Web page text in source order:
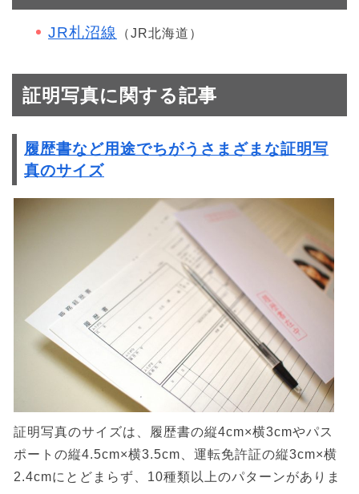
JR札沼線 （JR北海道）
証明写真に関する記事
履歴書など用途でちがうさまざまな証明写
真のサイズ
証明写真のサイズは、履歴書の縦4cm×横3cmやパス
ポートの縦4.5cm×横3.5cm、運転免許証の縦3cm×横
2.4cmにとどまらず、10種類以上のパターンがありま